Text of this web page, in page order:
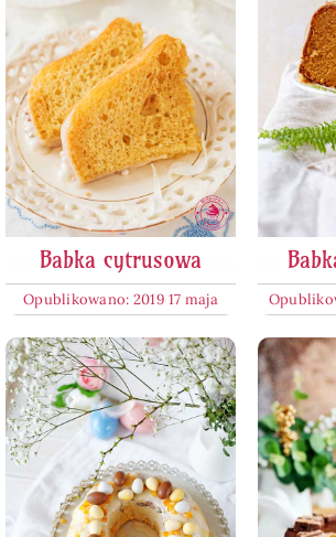
Babka cytrusowa
Opublikowano: 2019 17 maja